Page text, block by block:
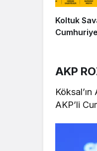
Koltuk
AKP
AKP’li